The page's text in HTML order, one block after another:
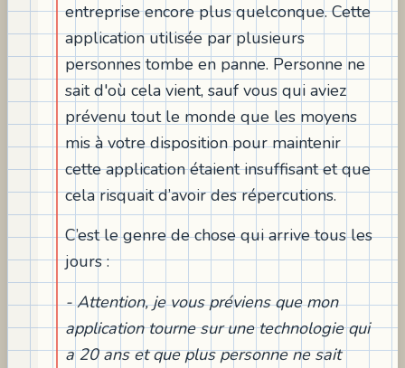
entreprise encore plus quelconque. Cette
application utilisée par plusieurs
personnes tombe en panne. Personne ne
sait d'où cela vient, sauf vous qui aviez
prévenu tout le monde que les moyens
mis à votre disposition pour maintenir
cette application étaient insuffisant et que
cela risquait d’avoir des répercutions.
C’est le genre de chose qui arrive tous les
jours :
- Attention, je vous préviens que mon
application tourne sur une technologie qui
a 20 ans et que plus personne ne sait